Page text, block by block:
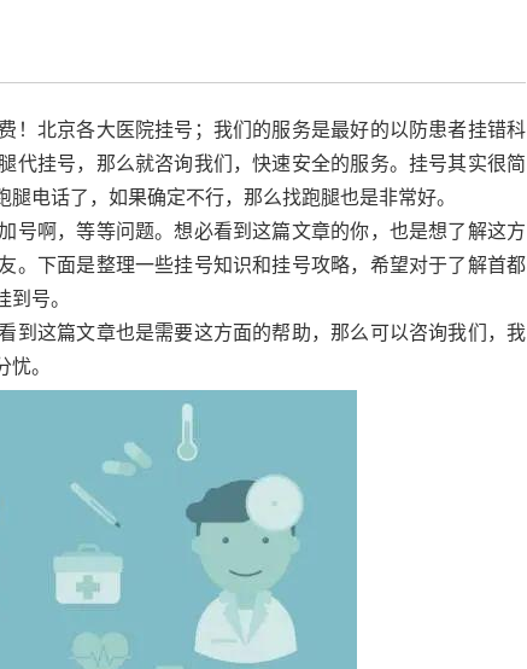
！北京各大医院挂号；我们的服务是最好的以防患者挂错科
代挂号，那么就咨询我们，快速安全的服务。挂号其实很简
电话了，如果确定不行，那么找跑腿也是非常好。
号啊，等等问题。想必看到这篇文章的你，也是想了解这方
。下面是整理一些挂号知识和挂号攻略，希望对于了解首都
号。
到这篇文章也是需要这方面的帮助，那么可以咨询我们，我
。